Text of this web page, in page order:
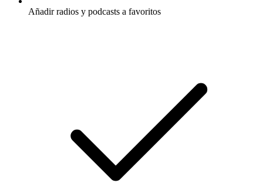
Añadir radios y podcasts a favoritos